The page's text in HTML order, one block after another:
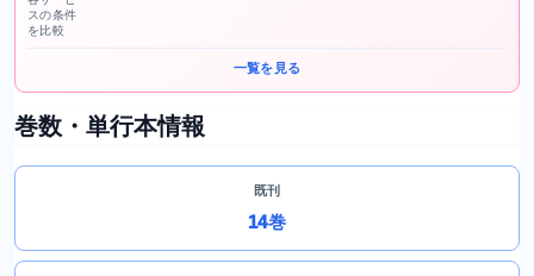
スの条件
を比較
一覧を見る
巻数・単行本情報
既刊
14巻